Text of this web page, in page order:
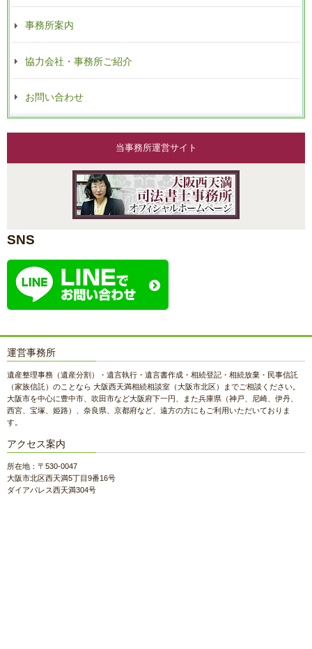
事務所案内
協力会社・事務所ご紹介
お問い合わせ
当事務所運営サイト
SNS
運営事務所
遺産整理事務（遺産分割）・遺言執行・遺言書作成・相続登記・相続放棄・民事信託
（家族信託）のことなら 大阪西天満相続相談室（大阪市北区）までご相談ください。
大阪市を中心に豊中市、吹田市など大阪府下一円、また兵庫県（神戸、尼崎、伊丹、
西宮、宝塚、姫路）、奈良県、京都府など、遠方の方にもご利用いただいておりま
す。
アクセス案内
所在地：〒530-0047
大阪市北区西天満5丁目9番16号
ダイアパレス西天満304号